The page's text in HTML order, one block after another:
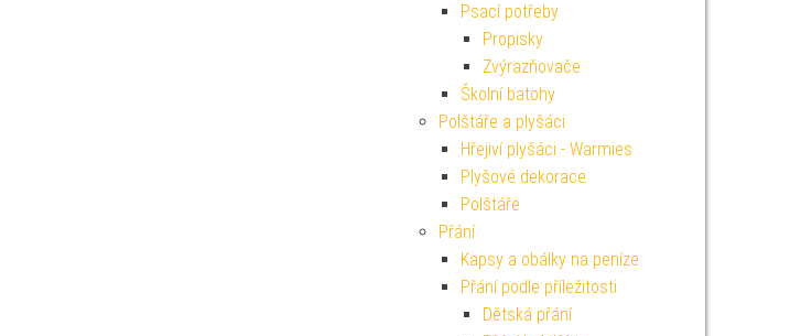
Psací potřeby
Propisky
Zvýrazňovače
Školní batohy
Polštáře a plyšáci
Hřejiví plyšáci - Warmies
Plyšové dekorace
Polštáře
Přání
Kapsy a obálky na peníze
Přání podle příležitosti
Dětská přání